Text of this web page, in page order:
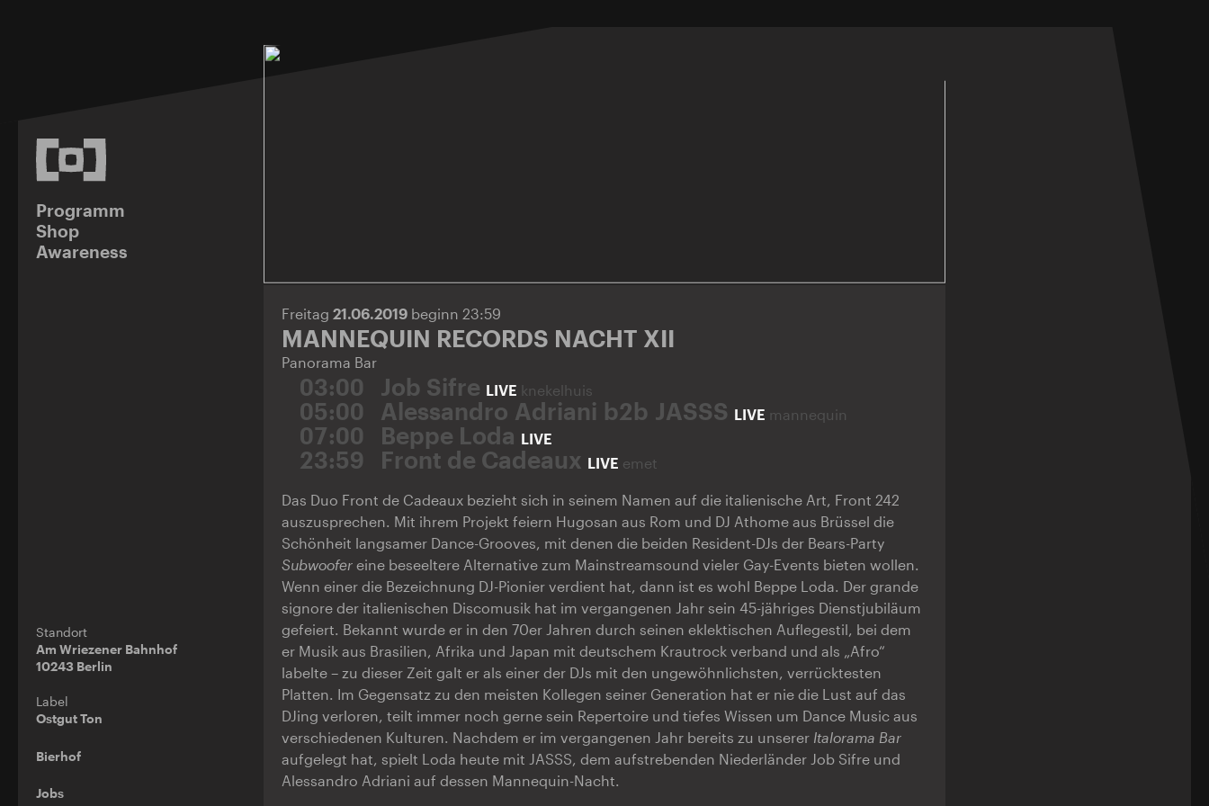
Programm
Shop
Awareness
Standort
Am Wriezener Bahnhof
10243 Berlin
Label
Ostgut Ton
Bierhof
Jobs
Freitag 21.06.2019 beginn 23:59
MANNEQUIN RECORDS NACHT XII
Panorama Bar
03:00 Job Sifre LIVE knekelhuis
05:00 Alessandro Adriani b2b JASSS LIVE mannequin
07:00 Beppe Loda LIVE
23:59 Front de Cadeaux LIVE emet
Das Duo Front de Cadeaux bezieht sich in seinem Namen auf die italienische Art, Front 242
auszusprechen. Mit ihrem Projekt feiern Hugosan aus Rom und DJ Athome aus Brüssel die
Schönheit langsamer Dance-Grooves, mit denen die beiden Resident-DJs der Bears-Party
Subwoofereine beseeltere Alternative zum Mainstreamsound vieler Gay-Events bieten wollen.
Wenn einer die Bezeichnung DJ-Pionier verdient hat, dann ist es wohl Beppe Loda. Der grande
signore der italienischen Discomusik hat im vergangenen Jahr sein 45-jähriges Dienstjubiläum
gefeiert. Bekannt wurde er in den 70er Jahren durch seinen eklektischen Auflegestil, bei dem
er Musik aus Brasilien, Afrika und Japan mit deutschem Krautrock verband und als „Afro“
labelte – zu dieser Zeit galt er als einer der DJs mit den ungewöhnlichsten, verrücktesten
Platten. Im Gegensatz zu den meisten Kollegen seiner Generation hat er nie die Lust auf das
DJing verloren, teilt immer noch gerne sein Repertoire und tiefes Wissen um Dance Music aus
verschiedenen Kulturen. Nachdem er im vergangenen Jahr bereits zu unserer Italorama Bar
aufgelegt hat, spielt Loda heute mit JASSS, dem aufstrebenden Niederländer Job Sifre und
Alessandro Adriani auf dessen Mannequin-Nacht.